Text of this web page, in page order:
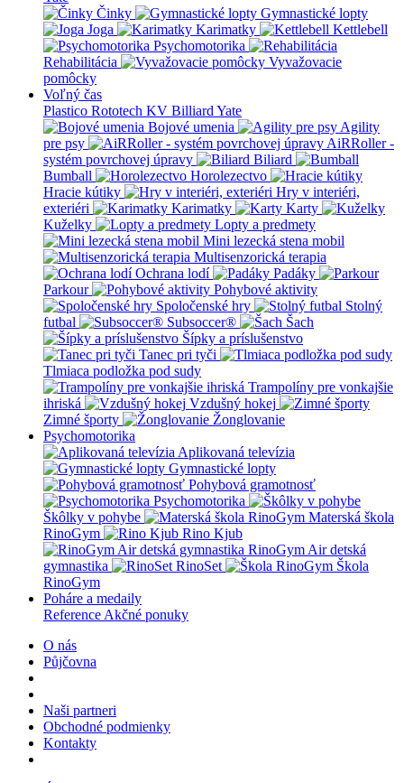
Činky
Gymnastické lopty
Joga
Karimatky
Kettlebell
Psychomotorika
Rehabilitácia
Vyvažovacie
pomôcky
Voľný čas
Plastico Rototech KV Billiard Yate
Bojové umenia
Agility
pre psy
AiRRoller -
systém povrchovej úpravy
Biliard
Bumball
Horolezectvo
Hracie kútiky
Hry v interiéri,
exteriéri
Karimatky
Karty
Kuželky
Lopty a predmety
Mini lezecká stena mobil
Multisenzorická terapia
Ochrana lodí
Padáky
Parkour
Pohybové aktivity
Spoločenské hry
Stolný
futbal
Subsoccer®
Šach
Šípky a príslušenstvo
Tanec pri tyči
Tlmiaca podložka pod sudy
Trampolíny pre vonkajšie
ihriská
Vzdušný hokej
Zimné športy
Žonglovanie
Psychomotorika
Aplikovaná televízia
Gymnastické lopty
Pohybová gramotnosť
Psychomotorika
Škôlky v pohybe
Materská škola
RinoGym
Rino Kjub
RinoGym Air detská
gymnastika
RinoSet
Škola
RinoGym
Poháre a medaily
Reference Akčné ponuky
O nás
Půjčovna
Naši partneri
Obchodné podmienky
Kontakty